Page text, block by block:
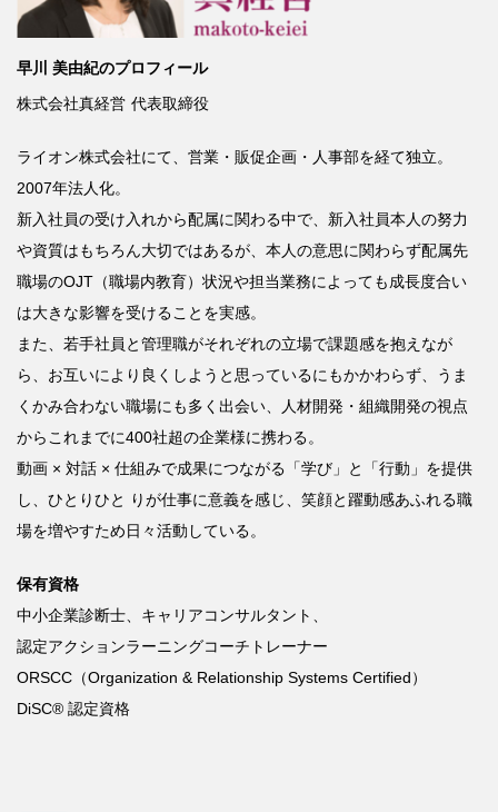
早川 美由紀のプロフィール
株式会社真経営 代表取締役
ライオン株式会社にて、営業・販促企画・人事部を経て独立。
2007年法人化。
新入社員の受け入れから配属に関わる中で、新入社員本人の努力
や資質はもちろん大切ではあるが、本人の意思に関わらず配属先
職場のOJT （職場内教育）状況や担当業務によっても成長度合い
は大きな影響を受けることを実感。
また、若手社員と管理職がそれぞれの立場で課題感を抱えなが
ら、お互いにより良くしようと思っているにもかかわらず、うま
くかみ合わない職場にも多く出会い、人材開発・組織開発の視点
からこれまでに400社超の企業様に携わる。
動画 × 対話 × 仕組みで成果につながる「学び」と「行動」を提供
し、ひとりひと
りが仕事に意義を感じ、笑顔と躍動感あふれる職
場を増やすため日々活動している。
保有資格
中小企業診断士、キャリアコンサルタント、
認定アクションラーニングコーチトレーナー
ORSCC （Organization & Relationship Systems Certified）
DiSC® 認定資格